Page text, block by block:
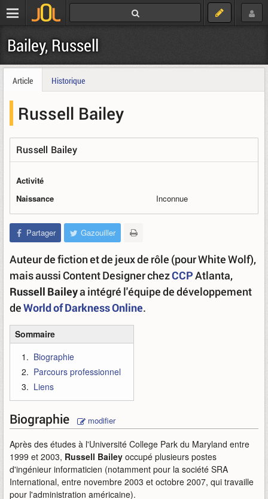
Bailey, Russell
Article Historique
Russell Bailey
Russell Bailey
Activité
Naissance
Inconnue
Partager Gazouiller
Auteur de fiction et de jeux de rôle (pour White Wolf),
mais aussi Content Designer chezCCPAtlanta,
Russell Baileya intégré l'équipe de développement
deWorld of Darkness Online.
Sommaire
Biographie
Parcours professionnel
Liens
Biographie modifier
Après des études à l'Université College Park du Maryland entre
1999 et 2003, Russell Bailey occupé plusieurs postes
d'ingénieur informaticien (notamment pour la société SRA
International, entre novembre 2003 et octobre 2007, qui travaille
pour l'administration américaine).